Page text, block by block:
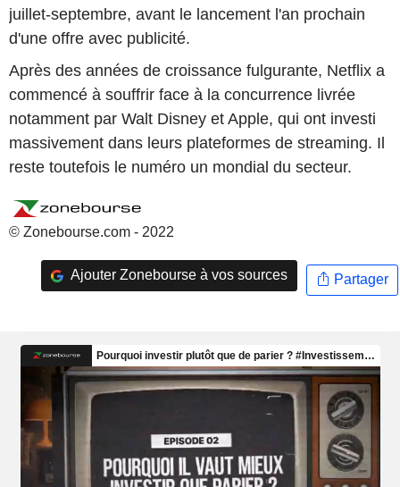
juillet-septembre, avant le lancement l'an prochain
d'une offre avec publicité.
Après des années de croissance fulgurante, Netflix a
commencé à souffrir face à la concurrence livrée
notamment par Walt Disney et Apple, qui ont investi
massivement dans leurs plateformes de streaming. Il
reste toutefois le numéro un mondial du secteur.
© Zonebourse.com - 2022
Ajouter Zonebourse à vos sources Partager